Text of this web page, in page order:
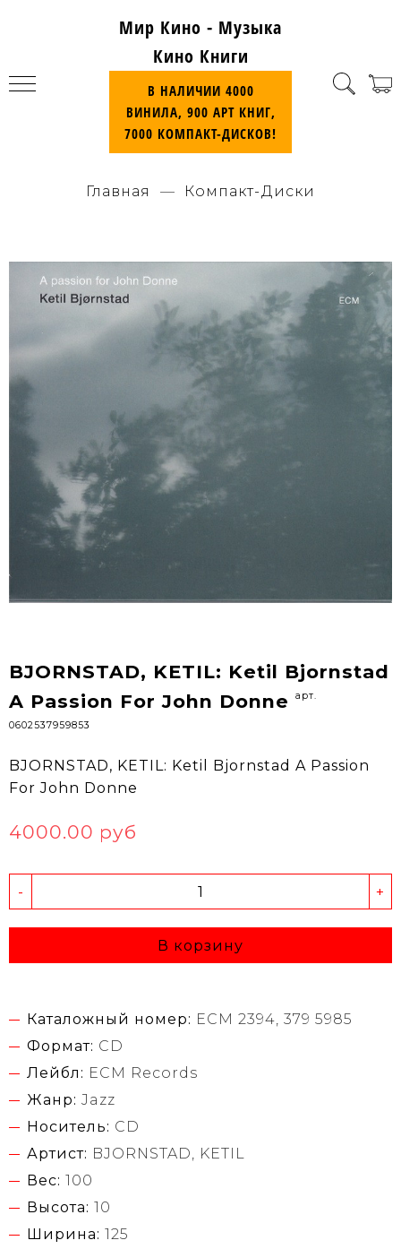
Мир Кино - Музыка
Кино Книги
В НАЛИЧИИ 4000
ВИНИЛА, 900 АРТ КНИГ,
7000 КОМПАКТ-ДИСКОВ!
Главная Компакт-Диски
BJORNSTAD, KETIL: Ketil Bjornstad
A Passion For John Donne
арт.
0602537959853
BJORNSTAD, KETIL: Ketil Bjornstad A Passion
For John Donne
4000.00 руб
- +
В корзину
Каталожный номер: ECM 2394, 379 5985
Формат: CD
Лейбл: ECM Records
Жанр: Jazz
Носитель: CD
Артист: BJORNSTAD, KETIL
Вес: 100
Высота: 10
Ширина: 125